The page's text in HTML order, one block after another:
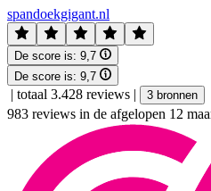
spandoekgigant.nl
De score is: 9,7
De score is: 9,7
| totaal 3.428 reviews | 3 bronnen
983 reviews in de afgelopen 12